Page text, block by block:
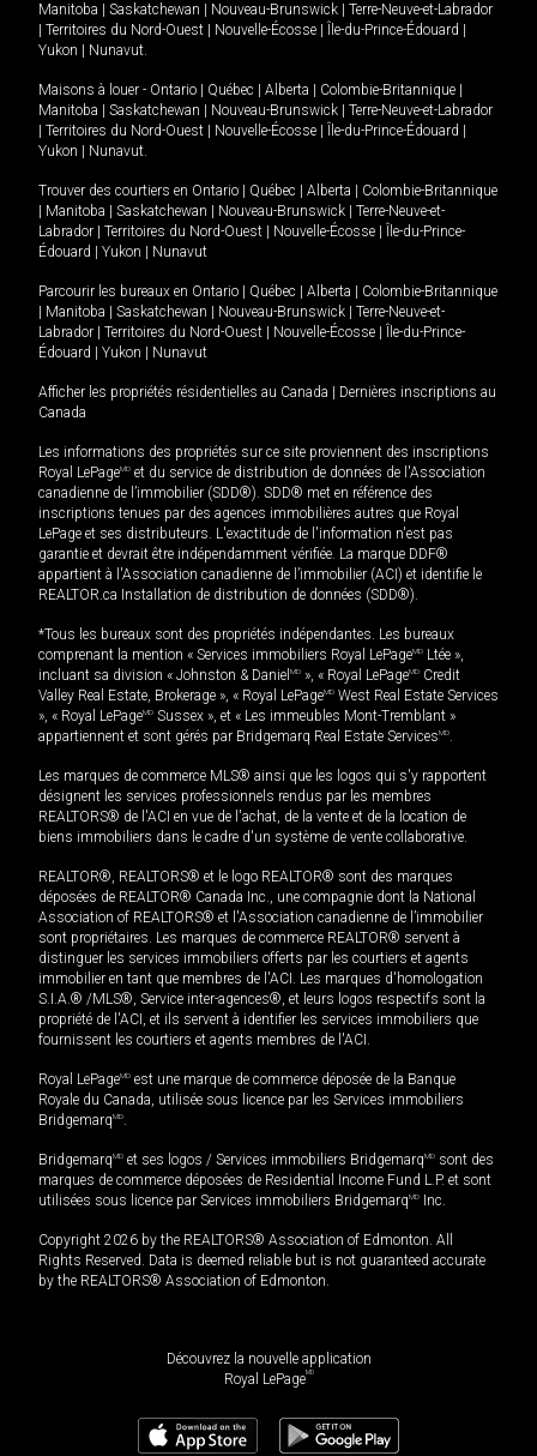
Manitoba
Saskatchewan Nouveau-Brunswick
Terre-Neuve-et-Labrador
Territoires du Nord-Ouest Nouvelle-Écosse Île-du-Prince-Édouard
Yukon
Nunavut.
Maisons à louer - Ontario Québec Alberta Colombie-Britannique
Manitoba
Saskatchewan Nouveau-Brunswick
Terre-Neuve-et-Labrador
Territoires du Nord-Ouest Nouvelle-Écosse Île-du-Prince-Édouard
Yukon
Nunavut.
Trouver des courtiers en Ontario Québec Alberta
Colombie-Britannique
Manitoba Saskatchewan Nouveau-Brunswick
Terre-Neuve-et-
Labrador
Territoires du Nord-Ouest Nouvelle-Écosse
Île-du-Prince-
Édouard
Yukon Nunavut
Parcourir les bureaux en Ontario Québec Alberta
Colombie-Britannique
Manitoba Saskatchewan Nouveau-Brunswick
Terre-Neuve-et-
Labrador
Territoires du Nord-Ouest Nouvelle-Écosse
Île-du-Prince-
Édouard
Yukon Nunavut
Afficher les propriétés résidentielles au Canada
Dernières inscriptions au
Canada
Les informations des propriétés sur ce site proviennent des inscriptions
Royal LePageMD et du service de distribution de données de l'Association
canadienne de l’immobilier (SDD®). SDD® met en référence des
inscriptions tenues par des agences immobilières autres que Royal
LePage et ses distributeurs. L'exactitude de l'information n'est pas
garantie et devrait être indépendamment vérifiée. La marque DDF®
appartient à l'Association canadienne de l’immobilier (ACI) et identifie le
REALTOR.ca Installation de distribution de données (SDD®).
*Tous les bureaux sont des propriétés indépendantes. Les bureaux
comprenant la mention « Services immobiliers Royal LePageMD Ltée »,
incluant sa division « Johnston & Daniel MD », « Royal LePageMD Credit
Valley Real Estate, Brokerage », « Royal LePageMD West Real Estate Services
», « Royal LePageMD Sussex », et « Les immeubles Mont-Tremblant »
appartiennent et sont gérés par Bridgemarq Real Estate ServicesMD.
Les marques de commerce MLS® ainsi que les logos qui s'y rapportent
désignent les services professionnels rendus par les membres
REALTORS® de l'ACI en vue de l'achat, de la vente et de la location de
biens immobiliers dans le cadre d'un système de vente collaborative.
REALTOR®, REALTORS® et le logo REALTOR® sont des marques
déposées de REALTOR® Canada Inc., une compagnie dont la National
Association of REALTORS® et l'Association canadienne de l’immobilier
sont propriétaires. Les marques de commerce REALTOR® servent à
distinguer les services immobiliers offerts par les courtiers et agents
immobilier en tant que membres de l'ACI. Les marques d'homologation
S.I.A.® /MLS®, Service inter-agences®, et leurs logos respectifs sont la
propriété de l'ACI, et ils servent à identifier les services immobiliers que
fournissent les courtiers et agents membres de l'ACI.
Royal LePageMD est une marque de commerce déposée de la Banque
Royale du Canada, utilisée sous licence par les Services immobiliers
BridgemarqMD.
BridgemarqMD et ses logos / Services immobiliers BridgemarqMD sont des
marques de commerce déposées de Residential Income Fund L.P. et sont
utilisées sous licence par Services immobiliers BridgemarqMD Inc.
Copyright 2026 by the REALTORS® Association of Edmonton. All
Rights Reserved. Data is deemed reliable but is not guaranteed accurate
by the REALTORS® Association of Edmonton.
Découvrez la nouvelle application
Royal LePageMD